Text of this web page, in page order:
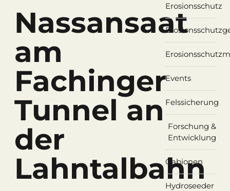
Nassansaat
am
Fachinger
Tunnel an
der
Lahntalbahn
Erosionsschutz
Events
Felssicherung
Forschung &
Entwicklung
Gabionen
Hydroseeder